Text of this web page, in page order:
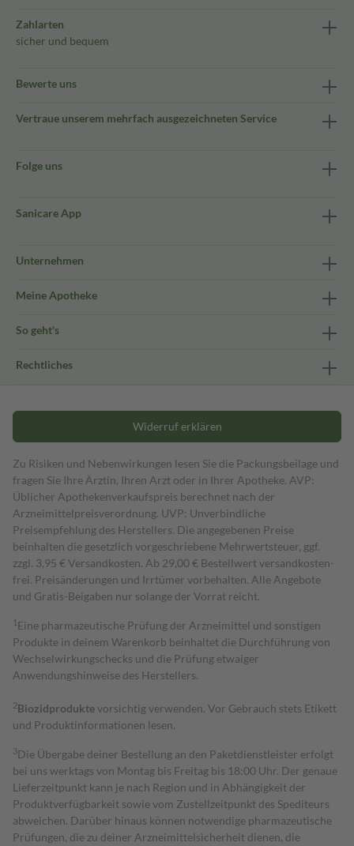
Zahlarten
sicher und bequem
Bewerte uns
Vertraue unserem mehrfach ausgezeichneten Service
Folge uns
Sanicare App
Unternehmen
Meine Apotheke
So geht's
Rechtliches
Widerruf erklären
Zu Risiken und Nebenwirkungen lesen Sie die Packungsbeilage und
fragen Sie Ihre Ärztin, Ihren Arzt oder in Ihrer Apotheke. AVP:
Üblicher Apothekenverkaufspreis berechnet nach der
Arzneimittelpreisverordnung. UVP: Unverbindliche
Preisempfehlung des Herstellers. Die angegebenen Preise
beinhalten die gesetzlich vorgeschriebene Mehrwertsteuer, ggf.
zzgl. 3,95 € Versandkosten. Ab 29,00 € Bestell­wert versand­kosten­
frei. Preisänderungen und Irrtümer vorbehalten. Alle Angebote
und Gratis-Beigaben nur solange der Vorrat reicht.
1 Eine pharmazeutische Prüfung der Arzneimittel und sonstigen
Produkte in deinem Warenkorb beinhaltet die Durchführung von
Wechselwirkungschecks und die Prüfung etwaiger
Anwendungshinweise des Herstellers.
2Biozidproduktevorsichtig verwenden. Vor Gebrauch stets Etikett
und Produktinformationen lesen.
3Die Übergabe deiner Bestellung an den Paketdienstleister erfolgt
bei uns werktags von Montag bis Freitag bis 18:00 Uhr. Der genaue
Lieferzeitpunkt kann je nach Region und in Abhängigkeit der
Produktverfügbarkeit sowie vom Zustellzeitpunkt des Spediteurs
abweichen. Darüber hinaus können notwendige pharmazeutische
Prüfungen, die zu deiner Arzneimittelsicherheit dienen, die